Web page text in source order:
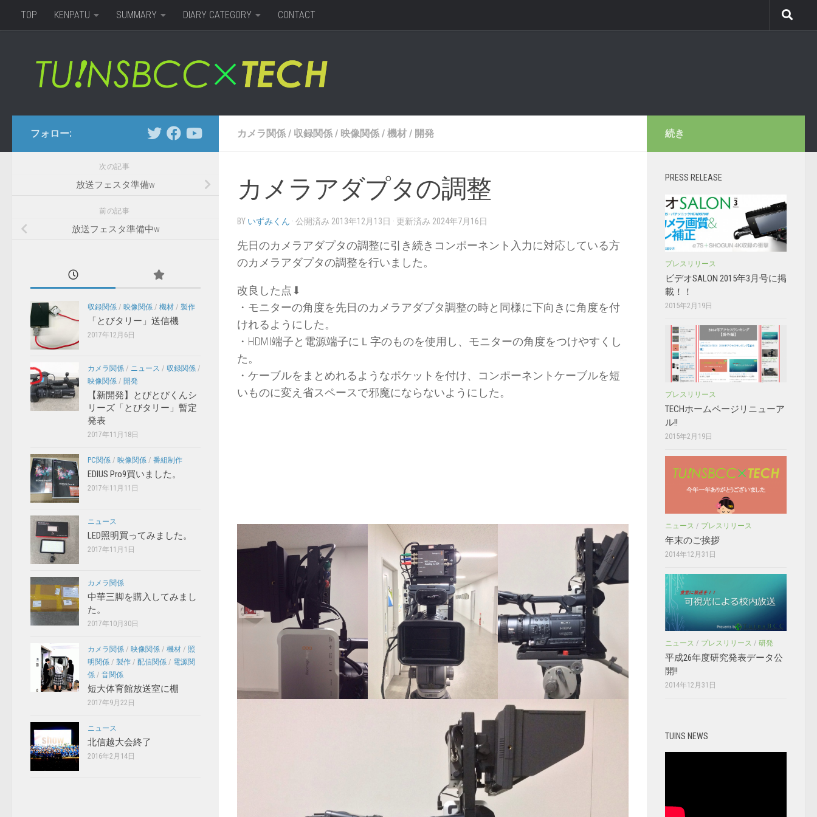
コンテンツへスキップ
TOP KENPATU SUMMARY DIARY CATEGORY CONTACT
カメラ関係 / 収録関係 / 映像関係 / 機材 / 開発
カメラアダプタの調整
BY いずみくん · 公開済み 2013年12月13日 · 更新済み 2024年7月16日
先日のカメラアダプタの調整に引き続きコンポーネント入力に対応している方
のカメラアダプタの調整を行いました。
改良した点⬇︎
・モニターの角度を先日のカメラアダプタ調整の時と同様に下向きに角度を付
けれるようにした。
・HDMI端子と電源端子にＬ字のものを使用し、モニターの角度をつけやすくし
た。
・ケーブルをまとめれるようなポケットを付け、コンポーネントケーブルを短
いものに変え省スペースで邪魔にならないようにした。
フォロー:
次の記事
放送フェスタ準備w
前の記事
放送フェスタ準備中w
収録関係 / 映像関係 / 機材 / 製作
「とびタリー」送信機
2017年12月6日
カメラ関係 / ニュース / 収録関係 /
映像関係 / 開発
【新開発】とびとびくんシ
リーズ「とびタリー」暫定
発表
2017年11月18日
PC関係 / 映像関係 / 番組制作
EDIUS Pro9買いました。
2017年11月11日
ニュース
LED照明買ってみました。
2017年11月1日
カメラ関係
中華三脚を購入してみまし
た。
2017年10月30日
カメラ関係 / 映像関係 / 機材 / 照
明関係 / 製作 / 配信関係 / 電源関
係 / 音関係
短大体育館放送室に棚
2017年9月22日
ニュース
北信越大会終了
2016年2月14日
続き
PRESS RELEASE
プレスリリース
ビデオSALON 2015年3月号に掲
載！！
2015年2月19日
プレスリリース
TECHホームページリニューア
ル!!
2015年2月19日
ニュース / プレスリリース
年末のご挨拶
2014年12月31日
ニュース / プレスリリース / 研発
平成26年度研究発表データ公
開!!
2014年12月31日
TUINS NEWS